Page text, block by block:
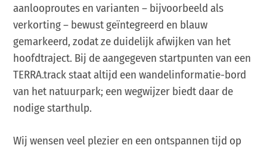
aanlooproutes en varianten – bijvoorbeeld als
verkorting – bewust geïntegreerd en blauw
gemarkeerd, zodat ze duidelijk afwijken van het
hoofdtraject. Bij de aangegeven startpunten van een
TERRA.track staat altijd een wandelinformatie-bord
van het natuurpark; een wegwijzer biedt daar de
nodige starthulp.
Wij wensen veel plezier en een ontspannen tijd op